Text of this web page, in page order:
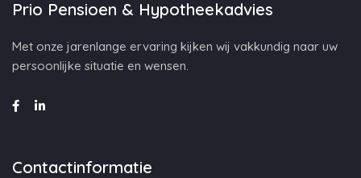
Prio Pensioen & Hypotheekadvies
Met onze jarenlange ervaring kijken wij vakkundig naar uw
persoonlijke situatie en wensen.
Contactinformatie